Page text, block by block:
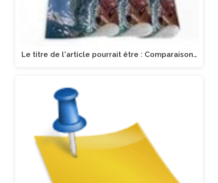
Le titre de l'article pourrait être : Comparaison…